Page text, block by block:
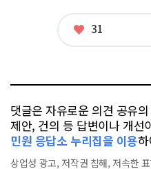
좋
31
댓글은 자유로운 의견 공유
제안, 건의 등 답변이나 개선
민원 응답소 누리집을 이용
상업성 광고, 저작권 침해, 저속한